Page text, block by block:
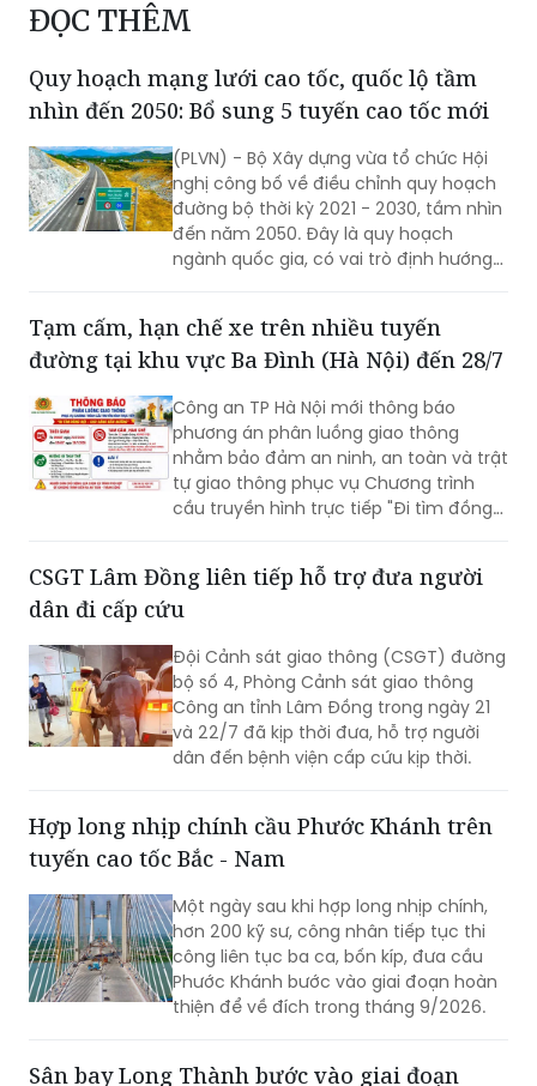
ĐỌC THÊM
Quy hoạch mạng lưới cao tốc, quốc lộ tầm
nhìn đến 2050: Bổ sung 5 tuyến cao tốc mới
(PLVN) - Bộ Xây dựng vừa tổ chức Hội
nghị công bố về điều chỉnh quy hoạch
đường bộ thời kỳ 2021 - 2030, tầm nhìn
đến năm 2050. Đây là quy hoạch
ngành quốc gia, có vai trò định hướng
huy động nguồn lực đầu tư, tăng
cường liên kết vùng và kết nối các
cảng biển, cảng hàng không cùng các
đầu mối giao thông quan trọng.
Tạm cấm, hạn chế xe trên nhiều tuyến
đường tại khu vực Ba Đình (Hà Nội) đến 28/7
Công an TP Hà Nội mới thông báo
phương án phân luồng giao thông
nhằm bảo đảm an ninh, an toàn và trật
tự giao thông phục vụ Chương trình
cầu truyền hình trực tiếp "Đi tìm đồng
Anh hùng liệt sĩ, phường Ba Đình.
CSGT Lâm Đồng liên tiếp hỗ trợ đưa người
dân đi cấp cứu
Đội Cảnh sát giao thông (CSGT) đường
bộ số 4, Phòng Cảnh sát giao thông
Công an tỉnh Lâm Đồng trong ngày 21
và 22/7 đã kịp thời đưa, hỗ trợ người
dân đến bệnh viện cấp cứu kịp thời.
Hợp long nhịp chính cầu Phước Khánh trên
tuyến cao tốc Bắc - Nam
Một ngày sau khi hợp long nhịp chính,
hơn 200 kỹ sư, công nhân tiếp tục thi
công liên tục ba ca, bốn kíp, đưa cầu
Phước Khánh bước vào giai đoạn hoàn
thiện để về đích trong tháng 9/2026.
Sân bay Long Thành bước vào giai đoạn